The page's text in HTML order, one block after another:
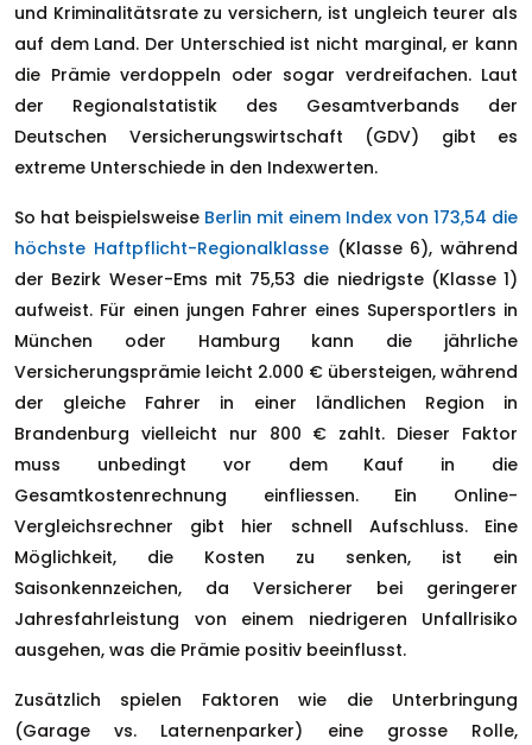
und Kriminalitätsrate zu versichern, ist ungleich teurer als
auf dem Land. Der Unterschied ist nicht marginal, er kann
die Prämie verdoppeln oder sogar verdreifachen. Laut
der Regionalstatistik des Gesamtverbands der
Deutschen Versicherungswirtschaft (GDV) gibt es
extreme Unterschiede in den Indexwerten.
So hat beispielsweise Berlin mit einem Index von 173,54 die
höchste Haftpflicht-Regionalklasse(Klasse 6), während
der Bezirk Weser-Ems mit 75,53 die niedrigste (Klasse 1)
aufweist. Für einen jungen Fahrer eines Supersportlers in
München oder Hamburg kann die jährliche
Versicherungsprämie leicht 2.000 € übersteigen, während
der gleiche Fahrer in einer ländlichen Region in
Brandenburg vielleicht nur 800 € zahlt. Dieser Faktor
muss unbedingt vor dem Kauf in die
Gesamtkostenrechnung einfliessen. Ein Online-
Vergleichsrechner gibt hier schnell Aufschluss. Eine
Möglichkeit, die Kosten zu senken, ist ein
Saisonkennzeichen, da Versicherer bei geringerer
Jahresfahrleistung von einem niedrigeren Unfallrisiko
ausgehen, was die Prämie positiv beeinflusst.
Zusätzlich spielen Faktoren wie die Unterbringung
(Garage vs. Laternenparker) eine grosse Rolle,